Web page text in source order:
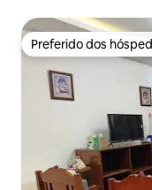
Preferido dos
Preferido dos